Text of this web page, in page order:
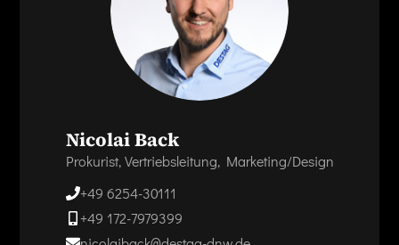
Nicolai Back
Prokurist, Vertriebsleitung, Marketing/Design
+49 6254-30111
+49 172-7979399